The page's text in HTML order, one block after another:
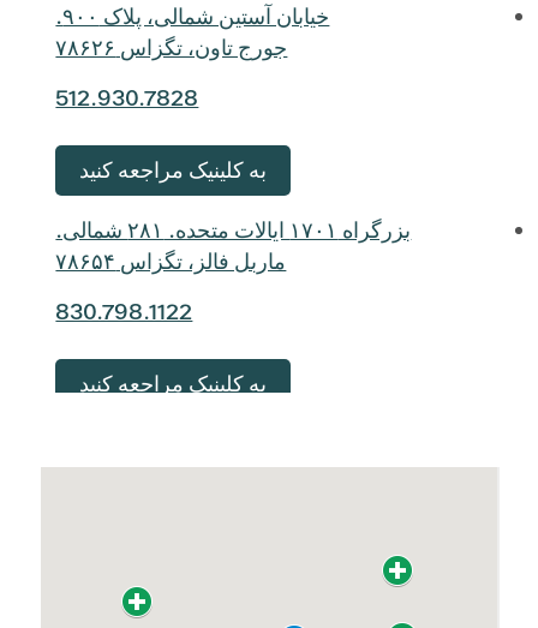
خیابان آستین شمالی، پلاک ۹۰۰.
جورج تاون، تگزاس ۷۸۶۲۶
512.930.7828
به کلینیک مراجعه کنید
بزرگراه ۱۷۰۱ ایالات متحده. ۲۸۱ شمالی.
ماربل فالز، تگزاس ۷۸۶۵۴
830.798.1122
به کلینیک مراجعه کنید